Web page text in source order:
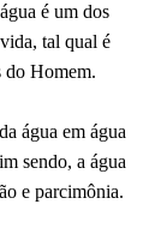
é um dos
tal qual é
do Homem.
água em água
sendo, a água
e parcimônia.